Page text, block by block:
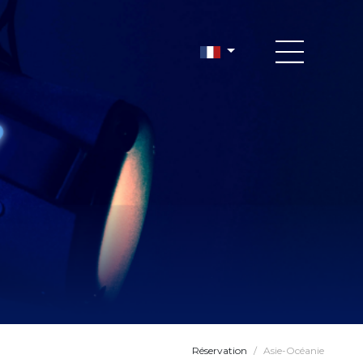
Réservation / Asie-Océanie